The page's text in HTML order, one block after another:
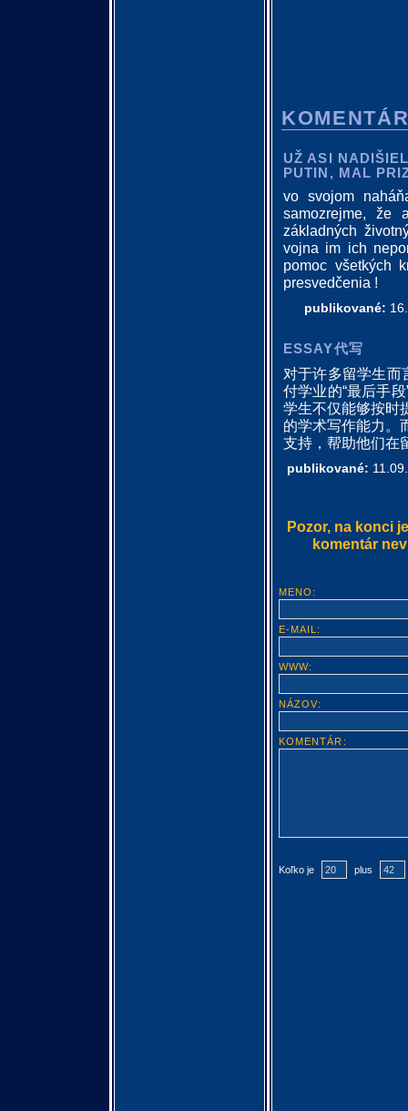
UŽ ASI
PUTIN, MAL
vo svojom
samozrejme, že
základných
vojna im ich
pomoc všetkých
presvedčenia !
publikované:
ESSAY代写
对于许多留学生
付学业的“最后手
学生不仅能够按时
的学术写作能力。
支持，帮助他们在
publikované:
Pozor, na konci
komentár
MENO:
E-MAIL:
WWW:
NÁZOV:
KOMENTÁR:
Koľko je plus